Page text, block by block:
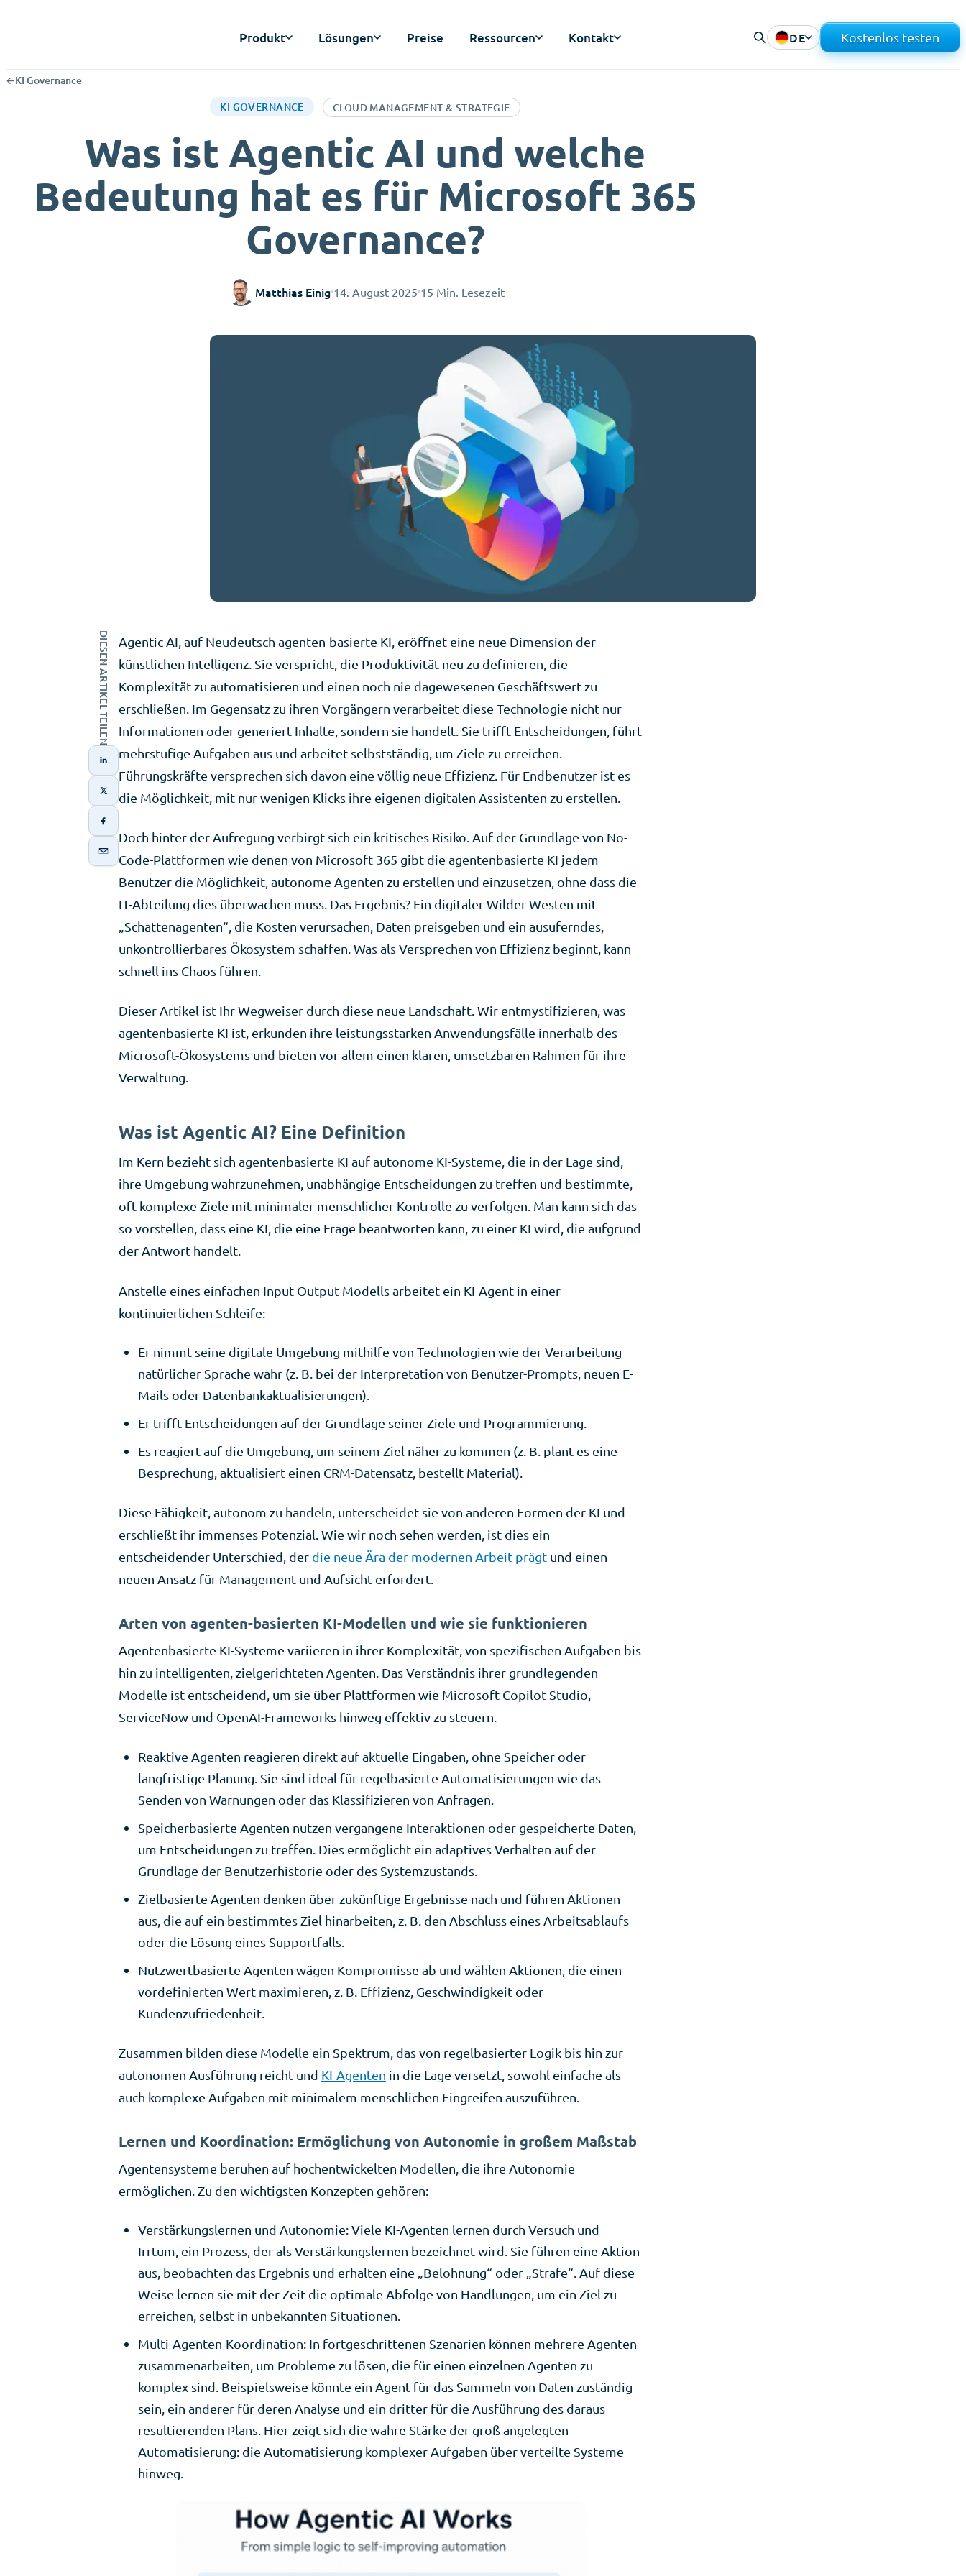
Produkt Lösungen Preise Ressourcen Kontakt DE Kostenlos testen
←KI Governance
KI GOVERNANCE
CLOUD MANAGEMENT & STRATEGIE
Was ist Agentic AI und welche
Bedeutung hat es für Microsoft 365
Governance?
Matthias Einig 14. August 2025 15 Min. Lesezeit
DIESEN ARTIKEL TEILEN
Agentic AI, auf Neudeutsch agenten-basierte KI, eröffnet eine neue Dimension der
künstlichen Intelligenz. Sie verspricht, die Produktivität neu zu definieren, die
Komplexität zu automatisieren und einen noch nie dagewesenen Geschäftswert zu
erschließen. Im Gegensatz zu ihren Vorgängern verarbeitet diese Technologie nicht nur
Informationen oder generiert Inhalte, sondern sie handelt. Sie trifft Entscheidungen, führt
mehrstufige Aufgaben aus und arbeitet selbstständig, um Ziele zu erreichen.
Führungskräfte versprechen sich davon eine völlig neue Effizienz. Für Endbenutzer ist es
die Möglichkeit, mit nur wenigen Klicks ihre eigenen digitalen Assistenten zu erstellen.
Doch hinter der Aufregung verbirgt sich ein kritisches Risiko. Auf der Grundlage von No-
Code-Plattformen wie denen von Microsoft 365 gibt die agentenbasierte KI jedem
Benutzer die Möglichkeit, autonome Agenten zu erstellen und einzusetzen, ohne dass die
IT-Abteilung dies überwachen muss. Das Ergebnis? Ein digitaler Wilder Westen mit
„Schattenagenten“, die Kosten verursachen, Daten preisgeben und ein ausuferndes,
unkontrollierbares Ökosystem schaffen. Was als Versprechen von Effizienz beginnt, kann
schnell ins Chaos führen.
Dieser Artikel ist Ihr Wegweiser durch diese neue Landschaft. Wir entmystifizieren, was
agentenbasierte KI ist, erkunden ihre leistungsstarken Anwendungsfälle innerhalb des
Microsoft-Ökosystems und bieten vor allem einen klaren, umsetzbaren Rahmen für ihre
Verwaltung.
Was ist Agentic AI? Eine Definition
Im Kern bezieht sich agentenbasierte KI auf autonome KI-Systeme, die in der Lage sind,
ihre Umgebung wahrzunehmen, unabhängige Entscheidungen zu treffen und bestimmte,
oft komplexe Ziele mit minimaler menschlicher Kontrolle zu verfolgen. Man kann sich das
so vorstellen, dass eine KI, die eine Frage beantworten kann, zu einer KI wird, die aufgrund
der Antwort handelt.
Anstelle eines einfachen Input-Output-Modells arbeitet ein KI-Agent in einer
kontinuierlichen Schleife:
Er nimmt seine digitale Umgebung mithilfe von Technologien wie der Verarbeitung
natürlicher Sprache wahr (z. B. bei der Interpretation von Benutzer-Prompts, neuen E-
Mails oder Datenbankaktualisierungen).
Er trifft Entscheidungen auf der Grundlage seiner Ziele und Programmierung.
Es reagiert auf die Umgebung, um seinem Ziel näher zu kommen (z. B. plant es eine
Besprechung, aktualisiert einen CRM-Datensatz, bestellt Material).
Diese Fähigkeit, autonom zu handeln, unterscheidet sie von anderen Formen der KI und
erschließt ihr immenses Potenzial. Wie wir noch sehen werden, ist dies ein
entscheidender Unterschied, der die neue Ära der modernen Arbeit prägt und einen
neuen Ansatz für Management und Aufsicht erfordert.
Arten von agenten-basierten KI-Modellen und wie sie funktionieren
Agentenbasierte KI-Systeme variieren in ihrer Komplexität, von spezifischen Aufgaben bis
hin zu intelligenten, zielgerichteten Agenten. Das Verständnis ihrer grundlegenden
Modelle ist entscheidend, um sie über Plattformen wie Microsoft Copilot Studio,
ServiceNow und OpenAI-Frameworks hinweg effektiv zu steuern.
Reaktive Agenten reagieren direkt auf aktuelle Eingaben, ohne Speicher oder
langfristige Planung. Sie sind ideal für regelbasierte Automatisierungen wie das
Senden von Warnungen oder das Klassifizieren von Anfragen.
Speicherbasierte Agenten nutzen vergangene Interaktionen oder gespeicherte Daten,
um Entscheidungen zu treffen. Dies ermöglicht ein adaptives Verhalten auf der
Grundlage der Benutzerhistorie oder des Systemzustands.
Zielbasierte Agenten denken über zukünftige Ergebnisse nach und führen Aktionen
aus, die auf ein bestimmtes Ziel hinarbeiten, z. B. den Abschluss eines Arbeitsablaufs
oder die Lösung eines Supportfalls.
Nutzwertbasierte Agenten wägen Kompromisse ab und wählen Aktionen, die einen
vordefinierten Wert maximieren, z. B. Effizienz, Geschwindigkeit oder
Kundenzufriedenheit.
Zusammen bilden diese Modelle ein Spektrum, das von regelbasierter Logik bis hin zur
autonomen Ausführung reicht und KI-Agenten in die Lage versetzt, sowohl einfache als
auch komplexe Aufgaben mit minimalem menschlichen Eingreifen auszuführen.
Lernen und Koordination: Ermöglichung von Autonomie in großem Maßstab
Agentensysteme beruhen auf hochentwickelten Modellen, die ihre Autonomie
ermöglichen. Zu den wichtigsten Konzepten gehören:
Verstärkungslernen und Autonomie: Viele KI-Agenten lernen durch Versuch und
Irrtum, ein Prozess, der als Verstärkungslernen bezeichnet wird. Sie führen eine Aktion
aus, beobachten das Ergebnis und erhalten eine „Belohnung“ oder „Strafe“. Auf diese
Weise lernen sie mit der Zeit die optimale Abfolge von Handlungen, um ein Ziel zu
erreichen, selbst in unbekannten Situationen.
Multi-Agenten-Koordination: In fortgeschrittenen Szenarien können mehrere Agenten
zusammenarbeiten, um Probleme zu lösen, die für einen einzelnen Agenten zu
komplex sind. Beispielsweise könnte ein Agent für das Sammeln von Daten zuständig
sein, ein anderer für deren Analyse und ein dritter für die Ausführung des daraus
resultierenden Plans. Hier zeigt sich die wahre Stärke der groß angelegten
Automatisierung: die Automatisierung komplexer Aufgaben über verteilte Systeme
hinweg.